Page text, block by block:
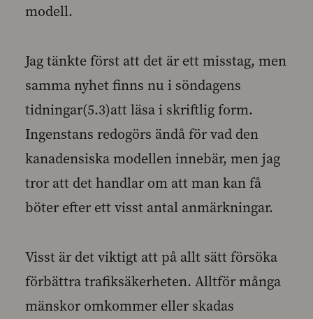
modell.
Jag tänkte först att det är ett misstag, men
samma nyhet finns nu i söndagens
tidningar(5.3)att läsa i skriftlig form.
Ingenstans redogörs ändå för vad den
kanadensiska modellen innebär, men jag
tror att det handlar om att man kan få
böter efter ett visst antal anmärkningar.
Visst är det viktigt att på allt sätt försöka
förbättra trafiksäkerheten. Alltför många
mänskor omkommer eller skadas